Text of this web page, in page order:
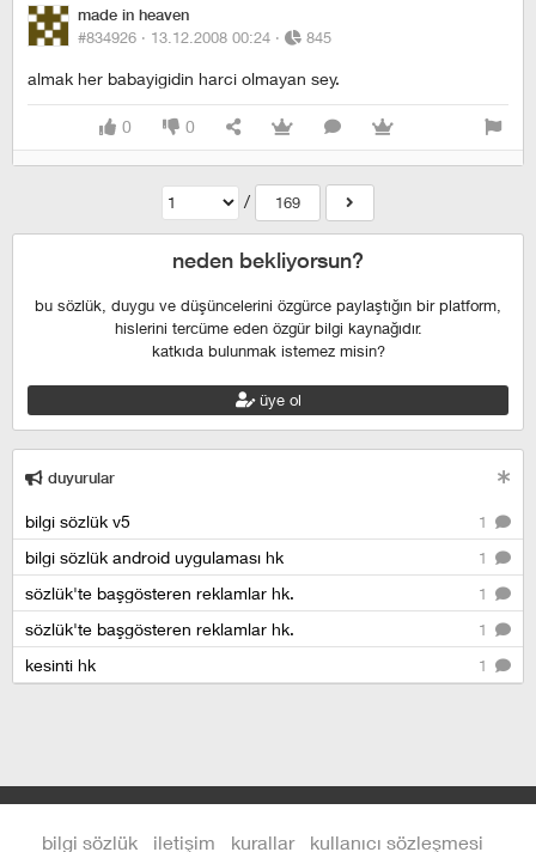
made in heaven
#834926 · 13.12.2008 00:24 · 845
almak her babayigidin harci olmayan sey.
0 0
/ 169
neden bekliyorsun?
bu sözlük, duygu ve düşüncelerini özgürce paylaştığın bir platform,
hislerini tercüme eden özgür bilgi kaynağıdır.
katkıda bulunmak istemez misin?
üye ol
duyurular
1
bilgi sözlük v5
1
bilgi sözlük android uygulaması hk
1
sözlük'te başgösteren reklamlar hk.
1
sözlük'te başgösteren reklamlar hk.
1
kesinti hk
bilgi sözlük iletişim kurallar kullanıcı sözleşmesi